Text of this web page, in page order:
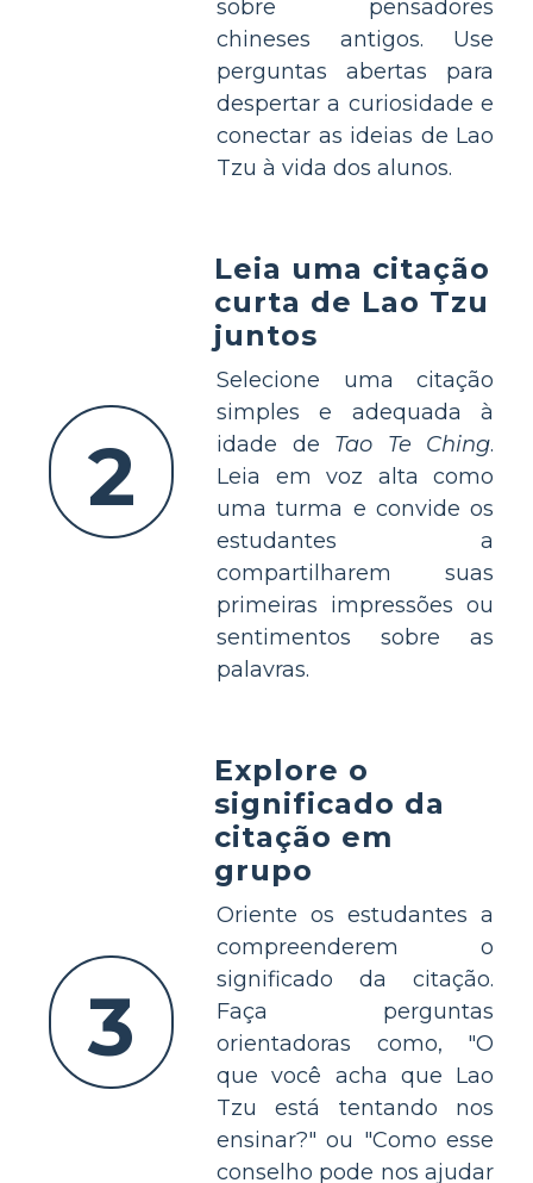
sobre pensadores
chineses antigos. Use
perguntas abertas para
despertar a curiosidade e
conectar as ideias de Lao
Tzu à vida dos alunos.
2
Leia uma citação
curta de Lao Tzu
juntos
Selecione uma citação
simples e adequada à
idade de Tao Te Ching.
Leia em voz alta como
uma turma e convide os
estudantes a
compartilharem suas
primeiras impressões ou
sentimentos sobre as
palavras.
3
Explore o
significado da
citação em
grupo
Oriente os estudantes a
compreenderem o
significado da citação.
Faça perguntas
orientadoras como, "O
que você acha que Lao
Tzu está tentando nos
ensinar?" ou "Como esse
conselho pode nos ajudar